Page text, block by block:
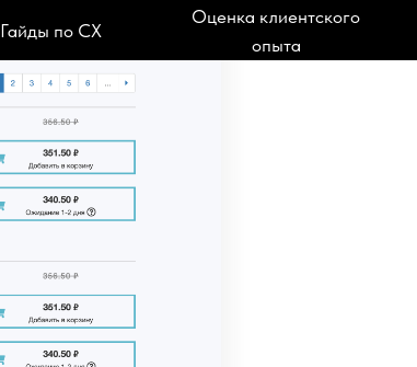
Гайды по CX
Оценка клиентского
опыта